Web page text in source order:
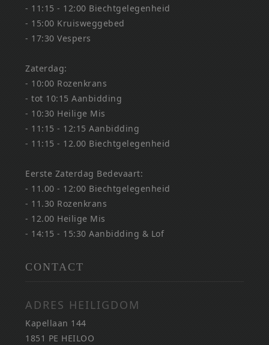
- 11:15 - 12:00 Biechtgelegenheid
- 15:00 Kruisweggebed
- 17:30 Vespers
Zaterdag:
- 10:00 Rozenkrans
- tot 10:15 Aanbidding
- 10:30 Heilige Mis
- 11:15 - 12:15 Aanbidding
- 11:15 - 12.00 Biechtgelegenheid
Eerste Zaterdag Bedevaart:
- 11.00 - 12:00 Biechtgelegenheid
- 11.30 Rozenkrans
- 12.00 Heilige Mis
- 14:15 - 15:30 Aanbidding & Lof
CONTACT
ADRES HEILIGDOM
Kapellaan 144
1851 PE HEILOO